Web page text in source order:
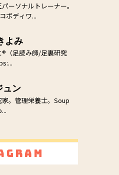
ーソナルトレーナー。
ボディワ...
よみ
®（足読み師/足裏研究
ュン
。管理栄養士。Soup